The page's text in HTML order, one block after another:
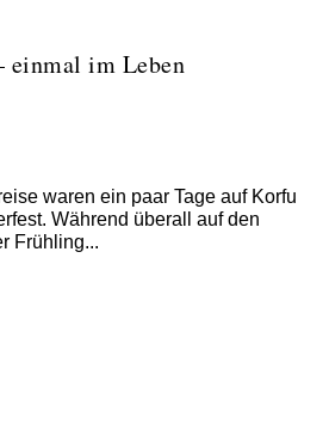
einmal im Leben
waren ein paar Tage auf Korfu
Während überall auf den
Frühling...